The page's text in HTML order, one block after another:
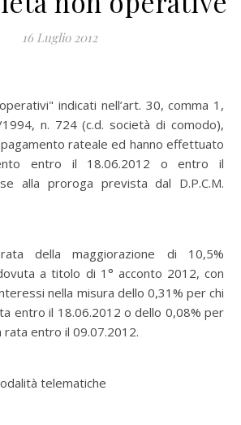
16 Luglio 2012
indicati nell’art. 30, comma 1,
n. 724 (c.d. società di comodo),
rateale ed hanno effettuato
entro il 18.06.2012 o entro il
alla proroga prevista dal D.P.C.M.
della maggiorazione di 10,5%
a titolo di 1° acconto 2012, con
nella misura dello 0,31% per chi
entro il 18.06.2012 o dello 0,08% per
rata entro il 09.07.2012.
telematiche